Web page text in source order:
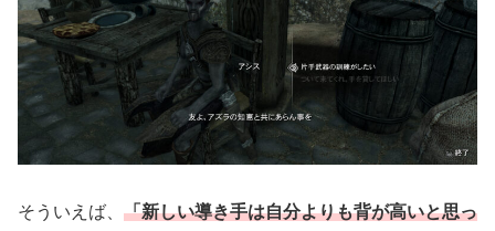
そういえば、 「新しい導き手は自分よりも背が高いと思っ